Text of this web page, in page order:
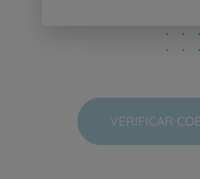
VERIFICAR